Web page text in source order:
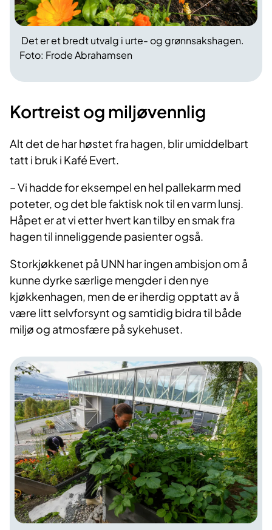
Det er et bredt utvalg i urte- og grønnsakshagen.
Foto: Frode Abrahamsen
Kortreist og miljøvennlig
Alt det de har høstet fra hagen, blir umiddelbart
tatt i bruk i Kafé Evert.
– Vi hadde for eksempel en hel pallekarm med
poteter, og det ble faktisk nok til en varm lunsj.
Håpet er at vi etter hvert kan tilby en smak fra
hagen til inneliggende pasienter også.
Storkjøkkenet på UNN har ingen ambisjon om å
kunne dyrke særlige mengder i den nye
kjøkkenhagen, men de er iherdig opptatt av å
være litt selvforsynt og samtidig bidra til både
miljø og atmosfære på sykehuset.